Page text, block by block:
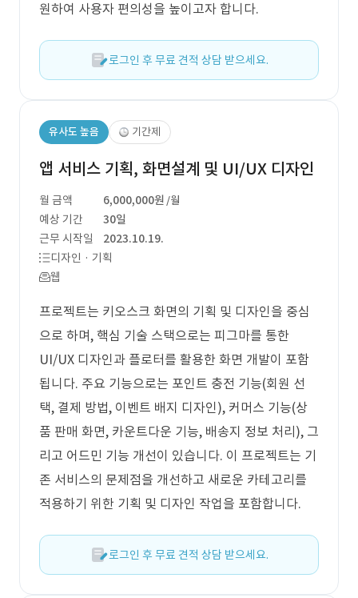
원하여 사용자 편의성을 높이고자 합니다.
로그인 후 무료 견적 상담 받으세요.
유사도 높음 기간제
앱 서비스 기획, 화면설계 및 UI/UX 디자인
월 금액 6,000,000원 /월
예상 기간
30일
근무 시작일
2023.10.19.
디자인 · 기획
웹
프로젝트는 키오스크 화면의 기획 및 디자인을 중심
으로 하며, 핵심 기술 스택으로는 피그마를 통한
UI/UX 디자인과 플로터를 활용한 화면 개발이 포함
됩니다. 주요 기능으로는 포인트 충전 기능(회원 선
택, 결제 방법, 이벤트 배지 디자인), 커머스 기능(상
품 판매 화면, 카운트다운 기능, 배송지 정보 처리), 그
리고 어드민 기능 개선이 있습니다. 이 프로젝트는 기
존 서비스의 문제점을 개선하고 새로운 카테고리를
적용하기 위한 기획 및 디자인 작업을 포함합니다.
로그인 후 무료 견적 상담 받으세요.